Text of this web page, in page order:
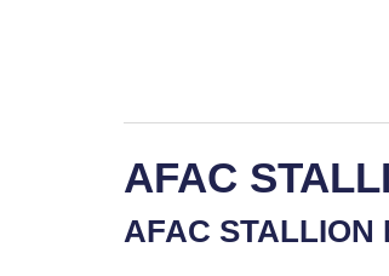
AFAC
AFAC STALLION